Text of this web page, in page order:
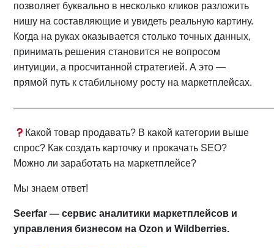
позволяет буквально в несколько кликов разложить
нишу на составляющие и увидеть реальную картину.
Когда на руках оказывается столько точных данных,
принимать решения становится не вопросом
интуиции, а просчитанной стратегией. А это —
прямой путь к стабильному росту на маркетплейсах.
Какой товар продавать? В какой категории выше
спрос? Как создать карточку и прокачать SEO?
Можно ли заработать на маркетплейсе?
Мы знаем ответ!
Seerfar — сервис аналитики маркетплейсов и
управления бизнесом на Ozon и Wildberries.